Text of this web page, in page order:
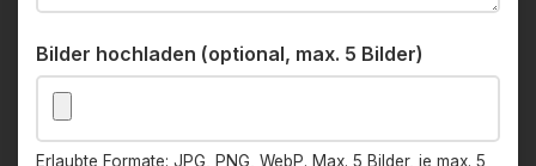
Bilder hochladen (optional, max. 5 Bilder)
Erlaubte Formate: JPG, PNG, WebP. Max. 5 Bilder, je max. 5